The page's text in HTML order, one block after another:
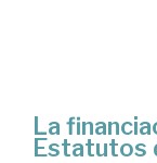
La
Estatutos